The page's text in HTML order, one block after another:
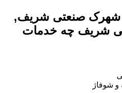
شهرک صنعتی شریف,
شریف چه خدمات
و شوفاژ